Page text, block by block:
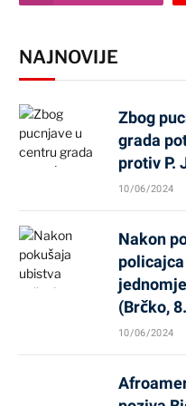
NAJNOVIJE
Zbog
grada
protiv P.
10/06/2024
Nakon
(Brčko,
10/06/2024